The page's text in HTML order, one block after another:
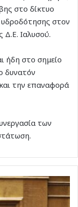
στο δίκτυο
στον
Δ.Ε. Ιαλυσού.
ήδη στο σημείο
δυνατόν
την επαναφορά
των